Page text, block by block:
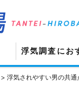
浮気調査にお
浮気されやすい男の共